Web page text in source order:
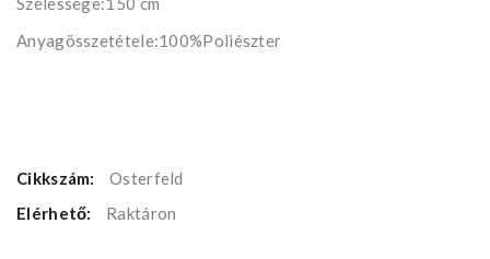
Anyagösszetétele:100%Poliészter
Cikkszám:
Osterfeld
Elérhető:
Raktáron